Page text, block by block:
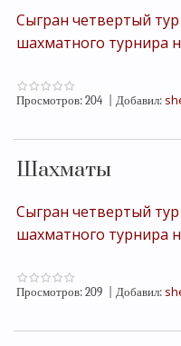
Сыгран четвертый
шахматного турнира
Просмотров: 204 Добавил:
Шахматы
Сыгран четвертый
шахматного турнира
Просмотров: 209 Добавил: